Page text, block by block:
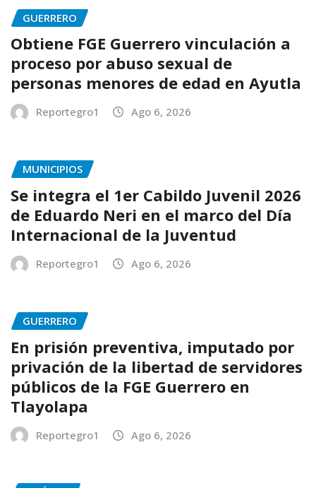
GUERRERO
Obtiene FGE Guerrero vinculación a
proceso por abuso sexual de
personas menores de edad en Ayutla
Reportegro1 Ago 6, 2026
MUNICIPIOS
Se integra el 1er Cabildo Juvenil 2026
de Eduardo Neri en el marco del Día
Internacional de la Juventud
Reportegro1 Ago 6, 2026
GUERRERO
En prisión preventiva, imputado por
privación de la libertad de servidores
públicos de la FGE Guerrero en
Tlayolapa
Reportegro1 Ago 6, 2026